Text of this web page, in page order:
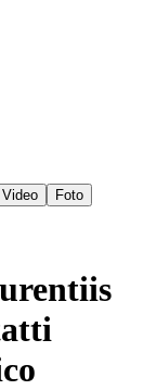
Video Foto